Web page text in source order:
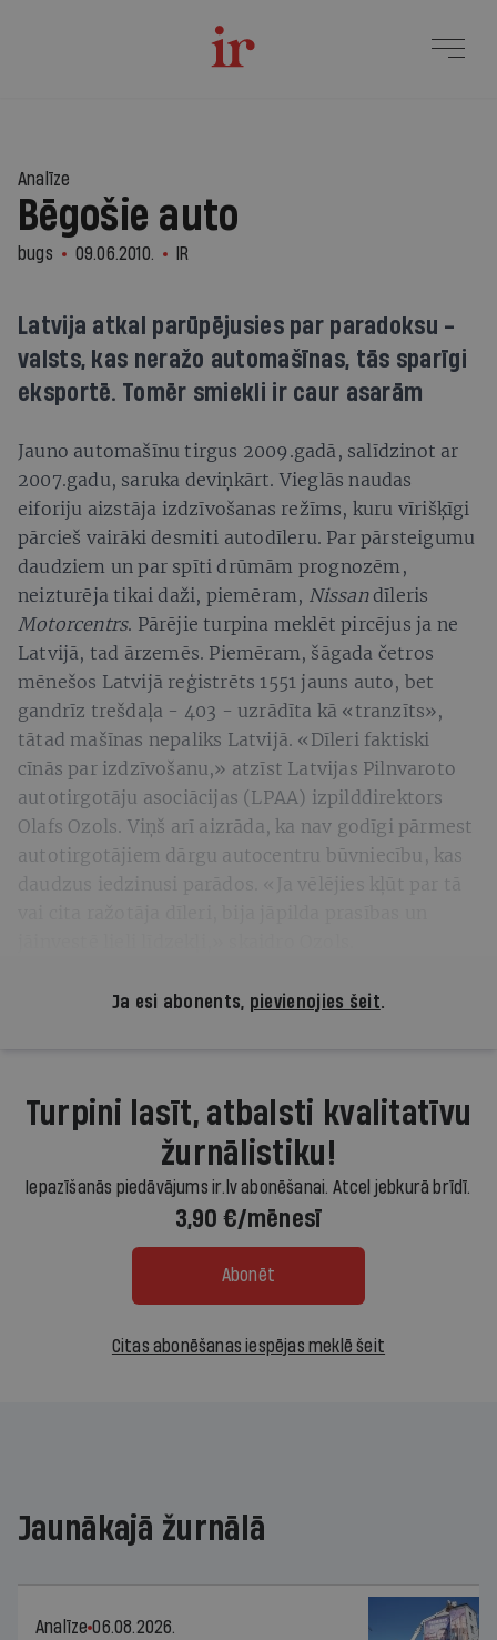
Analīze
Bēgošie auto
bugs 09.06.2010. IR
Latvija atkal parūpējusies par paradoksu -
valsts, kas neražo automašīnas, tās sparīgi
eksportē. Tomēr smiekli ir caur asarām
Jauno automašīnu tirgus 2009.gadā, salīdzinot ar
2007.gadu, saruka deviņkārt. Vieglās naudas
eiforiju aizstāja izdzīvošanas režīms, kuru vīrišķīgi
pārcieš vairāki desmiti autodīleru. Par pārsteigumu
daudziem un par spīti drūmām prognozēm,
neizturēja tikai daži, piemēram, Nissandīleris
Motorcentrs. Pārējie turpina meklēt pircējus ja ne
Latvijā, tad ārzemēs. Piemēram, šāgada četros
mēnešos Latvijā reģistrēts 1551 jauns auto, bet
gandrīz trešdaļa - 403 - uzrādīta kā «tranzīts»,
tātad mašīnas nepaliks Latvijā. «Dīleri faktiski
cīnās par izdzīvošanu,» atzīst Latvijas Pilnvaroto
autotirgotāju asociācijas (LPAA) izpilddirektors
Olafs Ozols. Viņš arī aizrāda, ka nav godīgi pārmest
autotirgotājiem dārgu autocentru būvniecību, kas
daudzus iedzinusi parādos. «Ja vēlējies kļūt par tā
Ja esi abonents, pievienojies šeit.
Turpini lasīt, atbalsti kvalitatīvu
žurnālistiku!
Iepazīšanās piedāvājums ir.lv abonēšanai. Atcel jebkurā brīdī.
3,90 €/mēnesī
Abonēt
Citas abonēšanas iespējas meklē šeit
Jaunākajā žurnālā
Analīze 06.08.2026.